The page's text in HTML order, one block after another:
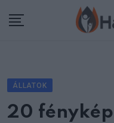
ÁLLATOK
20